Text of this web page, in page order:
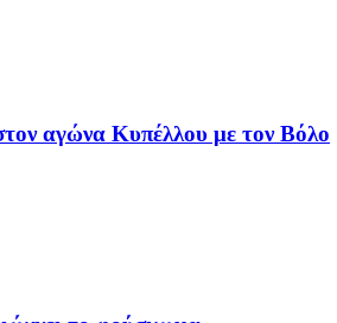
αγώνα Κυπέλλου με τον Βόλο